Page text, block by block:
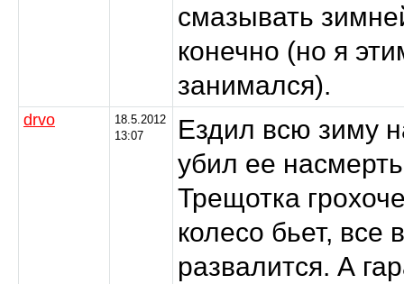
смазывать
конечно (но я
занимался).
drvo
18.5.2012
13:07
Ездил всю зиму
убил ее
Трещотка
колесо бьет, все
развалится. А